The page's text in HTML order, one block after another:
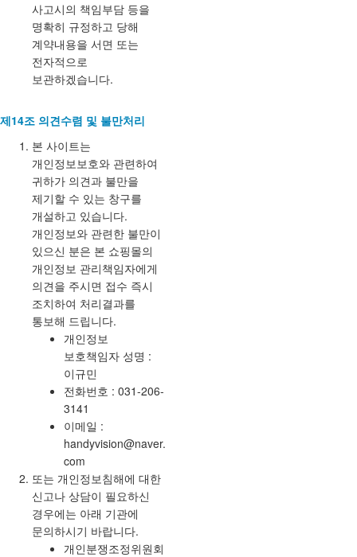
사고시의 책임부담 등을
명확히 규정하고 당해
계약내용을 서면 또는
전자적으로
보관하겠습니다.
제14조 의견수렴 및 불만처리
본 사이트는
개인정보보호와 관련하여
귀하가 의견과 불만을
제기할 수 있는 창구를
개설하고 있습니다.
개인정보와 관련한 불만이
있으신 분은 본 쇼핑몰의
개인정보 관리책임자에게
의견을 주시면 접수 즉시
조치하여 처리결과를
통보해 드립니다.
개인정보
보호책임자 성명 :
이규민
전화번호 : 031-206-
3141
이메일 :
handyvision@naver.
com
또는 개인정보침해에 대한
신고나 상담이 필요하신
경우에는 아래 기관에
문의하시기 바랍니다.
개인분쟁조정위원회